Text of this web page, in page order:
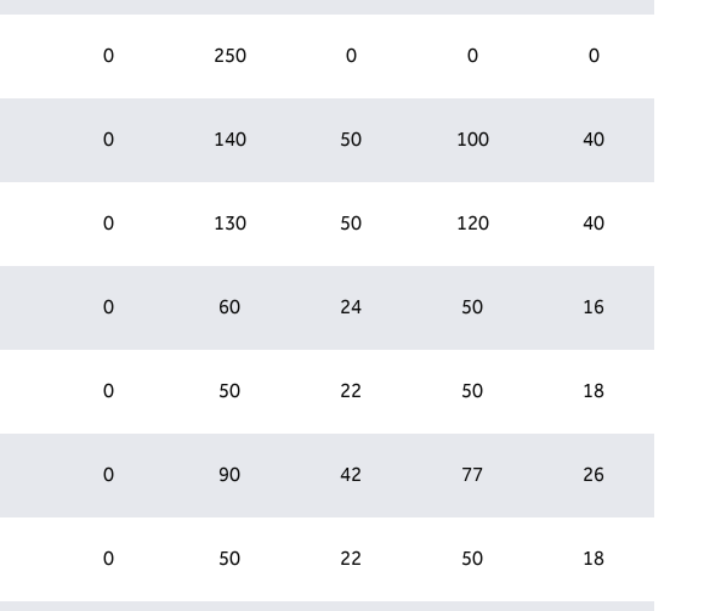
0 250 0 0 0
0 140 50 100 40
0 130 50 120 40
0 60 24 50 16
0 50 22 50 18
0 90 42 77 26
0 50 22 50 18